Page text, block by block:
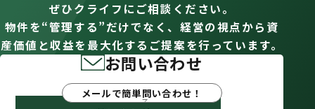
ぜひクライフにご相談ください。
物件を“管理する”だけでなく、経営の視点から資
産価値と収益を最大化するご提案を行っています。
お問い合わせ
メールで簡単問い合わせ！